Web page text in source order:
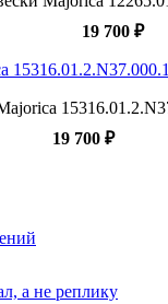
19 700 ₽
19 700 ₽